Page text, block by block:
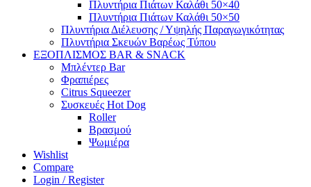
Πλυντήρια Πιάτων Καλάθι 50×40
Πλυντήρια Πιάτων Καλάθι 50×50
Πλυντήρια Διέλευσης / Υψηλής Παραγωγικότητας
Πλυντήρια Σκευών Βαρέως Τύπου
ΕΞΟΠΛΙΣΜΟΣ BAR & SNACK
Μπλέντερ Bar
Φραπιέρες
Citrus Squeezer
Συσκευές Hot Dog
Roller
Βρασμού
Ψωμιέρα
Wishlist
Compare
Login / Register